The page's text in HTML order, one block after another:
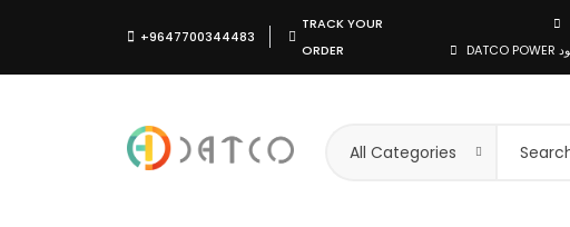
+9647700344483
TRACK YOUR
ORDER
All Categories